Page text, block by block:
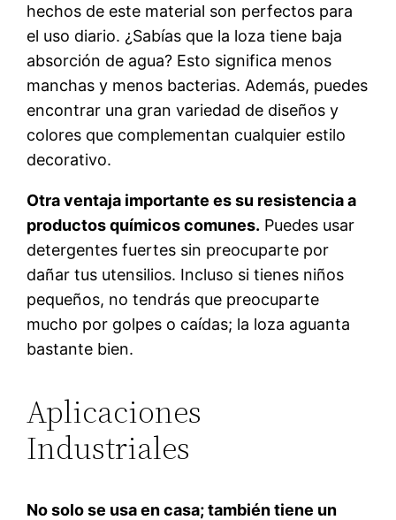
hechos de este material son perfectos para
el uso diario. ¿Sabías que la loza tiene baja
absorción de agua? Esto significa menos
manchas y menos bacterias. Además, puedes
encontrar una gran variedad de diseños y
colores que complementan cualquier estilo
decorativo.
Otra ventaja importante es su resistencia a
productos químicos comunes. Puedes usar
detergentes fuertes sin preocuparte por
dañar tus utensilios. Incluso si tienes niños
pequeños, no tendrás que preocuparte
mucho por golpes o caídas; la loza aguanta
bastante bien.
Aplicaciones
Industriales
No solo se usa en casa; también tiene un